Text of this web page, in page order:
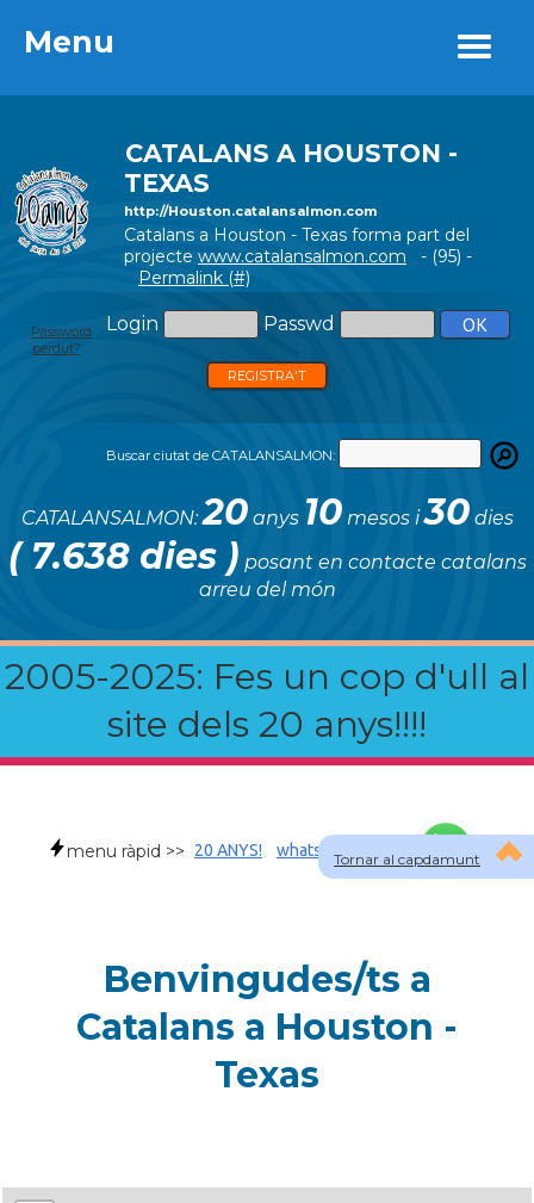
Menu
CATALANS A HOUSTON -
TEXAS
http://Houston.catalansalmon.com
Catalans a Houston - Texas forma part del
projecte www.catalansalmon.com - (95) -
Permalink (#)
Login Passwd
Password
perdut?
REGISTRA'T
Buscar ciutat de CATALANSALMON:
CATALANSALMON:20anys 10mesos i30dies
( 7.638 dies ) posant en contacte catalans
arreu del món
2005-2025: Fes un cop d'ull al
site dels 20 anys!!!!
Menu
Tornar al capdamunt
menu ràpid >> 20 ANYS! whatsapp
Benvingudes/ts a
Catalans a Houston -
Texas